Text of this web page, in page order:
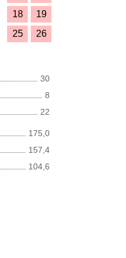
18
19
25
26
30
8
22
175,0
157,4
104,6